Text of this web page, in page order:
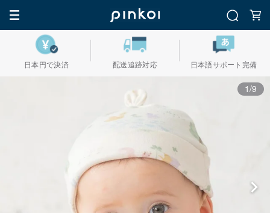
日本円で決済 配送追跡対応 日本語サポート完備
1/9